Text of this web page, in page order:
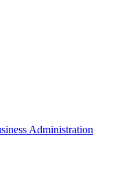
Administration